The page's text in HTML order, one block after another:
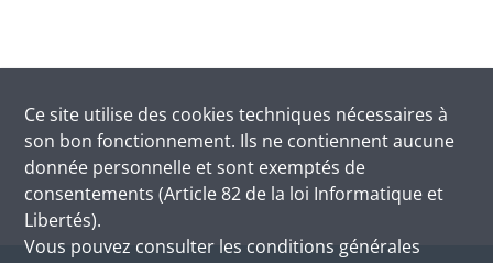
Ce site utilise des cookies techniques nécessaires à
son bon fonctionnement. Ils ne contiennent aucune
donnée personnelle et sont exemptés de
consentements (Article 82 de la loi Informatique et
Libertés).
Vous pouvez consulter les conditions générales